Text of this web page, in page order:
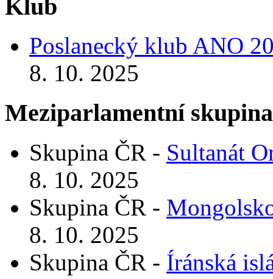
Klub
Poslanecký klub ANO
8. 10. 2025
Meziparlamentní
Skupina ČR - Sultanát
8. 10. 2025
Skupina ČR -
8. 10. 2025
Skupina ČR - Íránská